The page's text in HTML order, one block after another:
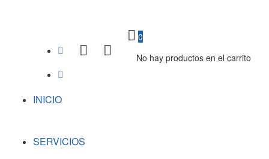
0
No hay productos en el carrito
INICIO
SERVICIOS